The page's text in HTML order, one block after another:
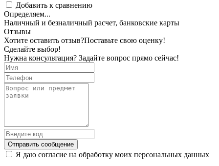
Добавить к сравнению
Определяем...
Наличный и безналичный расчет, банковские карты
Отзывы
Хотите оставить отзыв?Поставьте свою оценку!
Сделайте выбор!
Нужна консультация? Задайте вопрос прямо сейчас!
Отправить сообщение
Я даю согласие на обработку моих персональных данных